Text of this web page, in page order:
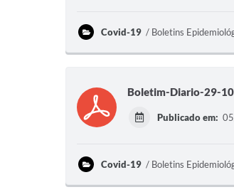
Covid-19 Boletins
Boletim-Diario-29-10
Publicado em:
Covid-19 Boletins